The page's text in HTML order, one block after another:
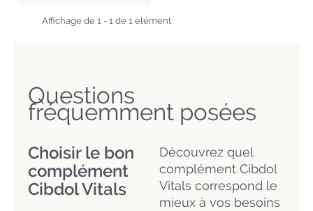
Affichage de 1 - 1 de 1 élément
Questions
fréquemment posées
Choisir le bon
complément
Cibdol Vitals
Découvrez quel
complément Cibdol
Vitals correspond le
mieux à vos besoins